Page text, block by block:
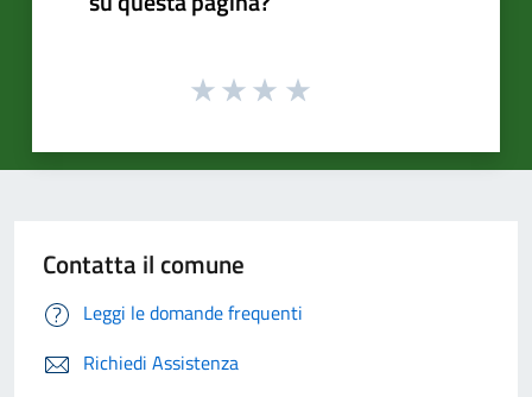
Contatta il comune
Leggi le domande frequenti
Richiedi Assistenza